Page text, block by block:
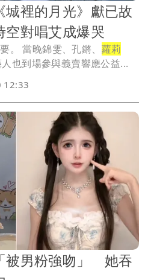
裡的月光》獻已故
對唱艾成爆哭
...勢孩子需要被照顧的重要。 當晚錦雯、孔鏘、 蘿莉
也到場參與義賣響應公益...
12:33
被男粉強吻」 她吞